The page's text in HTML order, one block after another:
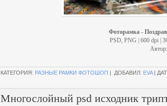
Фоторамка -
PSD, PNG | 600 dpi |
КАТЕГОРИЯ: РАЗНЫЕ РАМКИ ФОТОШОП | ДОБАВИЛ: EVA|
Многослойный psd исходник